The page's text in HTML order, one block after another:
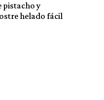
pistacho y
helado fácil